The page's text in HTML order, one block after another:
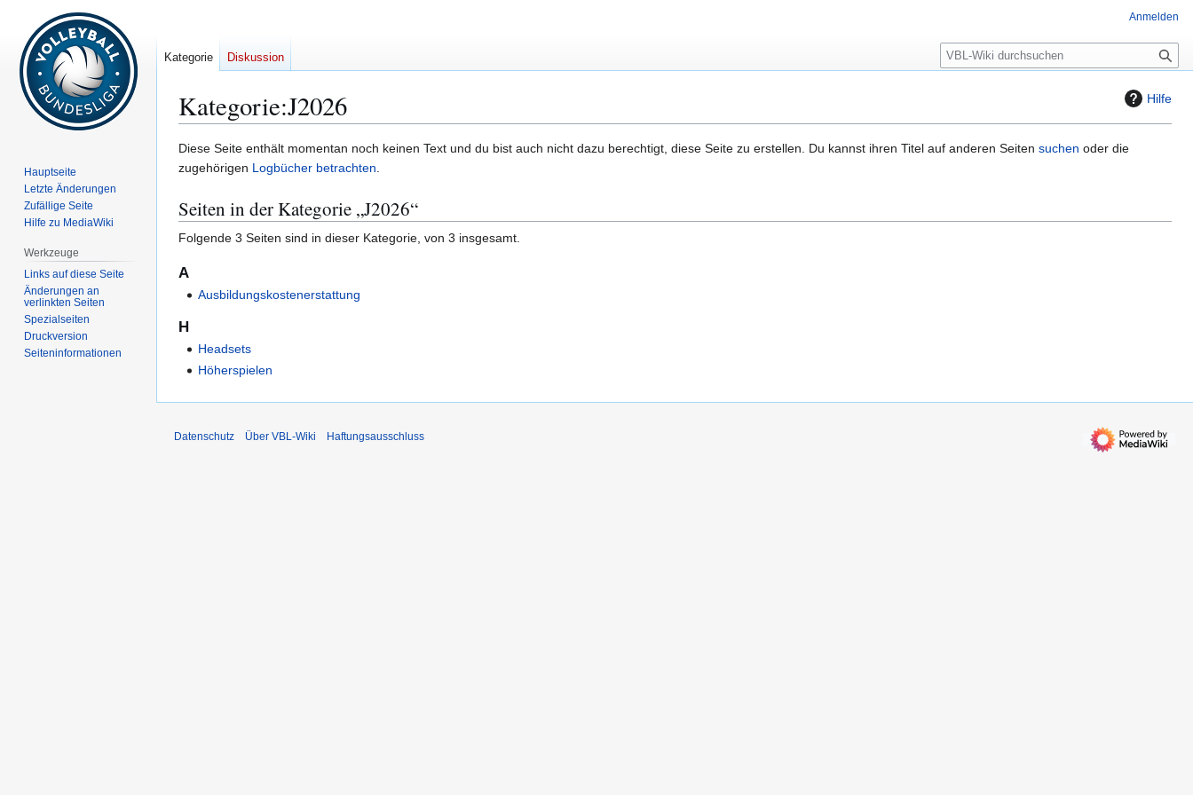
Hilfe
Kategorie:J2026
Zur
Navigation
Zur
Suche
Diese Seite enthält momentan noch keinen Text und du bist auch nicht dazu berechtigt, diese Seite zu erstellen. Du kannst ihren Titel auf anderen Seiten suchen oder die
zugehörigen Logbücher betrachten.
Seiten in der Kategorie „J2026“
Folgende 3 Seiten sind in dieser Kategorie, von 3 insgesamt.
A
Ausbildungskostenerstattung
H
Headsets
Höherspielen
Anmelden
Kategorie Diskussion
S
u
e
Hauptseite
Letzte Änderungen
Zufällige Seite
Hilfe zu MediaWiki
Werkzeuge
Links auf diese Seite
Änderungen an
verlinkten Seiten
Spezialseiten
Druckversion
Seiten­­informationen
Datenschutz Über VBL-Wiki Haftungsausschluss